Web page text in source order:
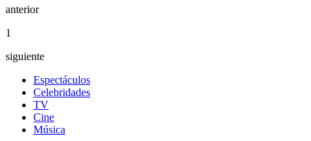
anterior
1
siguiente
Espectáculos
Celebridades
TV
Cine
Música